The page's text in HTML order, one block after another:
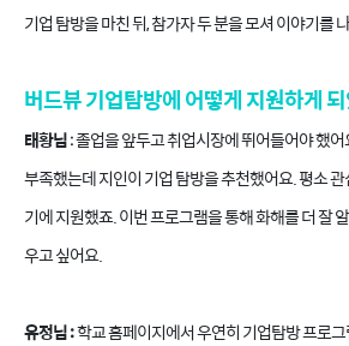
기업 탐방을 마친 뒤, 참가자 두 분을 모셔 이야기를
버드뷰 기업탐방에 어떻게 지원하게
태황님: 졸업을 앞두고 취업시장에 뛰어들어야 했
부족했는데 지인이 기업 탐방을 추천했어요. 평소
기에 지원했죠. 이번 프로그램을 통해 화해를 더 잘
우고 싶어요.
유정님 :학교 홈페이지에서 우연히 기업탐방 프로